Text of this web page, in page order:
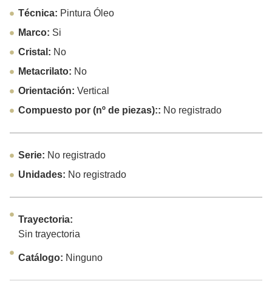
Técnica: Pintura Óleo
Marco: Si
Cristal: No
Metacrilato: No
Orientación: Vertical
Compuesto por (nº de piezas):: No registrado
Serie: No registrado
Unidades: No registrado
Trayectoria:
Sin trayectoria
Catálogo: Ninguno